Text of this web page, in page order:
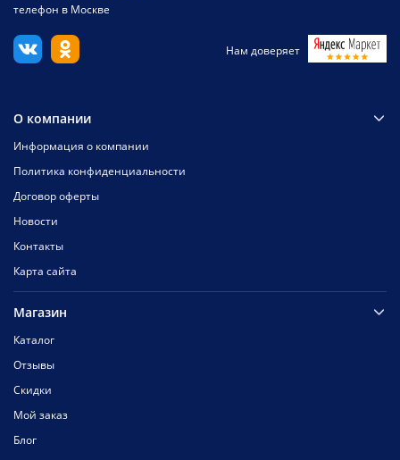
телефон в Москве
Нам доверяет
О компании
Информация о компании
Политика конфиденциальности
Договор оферты
Новости
Контакты
Карта сайта
Магазин
Каталог
Отзывы
Скидки
Мой заказ
Блог